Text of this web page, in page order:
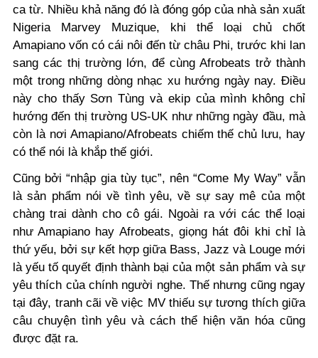
ca từ. Nhiều khả năng đó là đóng góp của nhà sản xuất
Nigeria Marvey Muzique, khi thể loại chủ chốt
Amapiano vốn có cái nôi đến từ châu Phi, trước khi lan
sang các thị trường lớn, để cùng Afrobeats trở thành
một trong những dòng nhạc xu hướng ngày nay. Điều
này cho thấy Sơn Tùng và ekip của mình không chỉ
hướng đến thị trường US-UK như những ngày đầu, mà
còn là nơi Amapiano/Afrobeats chiếm thế chủ lưu, hay
có thể nói là khắp thế giới.
Cũng bởi “nhập gia tùy tục”, nên “Come My Way” vẫn
là sản phẩm nói về tình yêu, về sự say mê của một
chàng trai dành cho cô gái. Ngoài ra với các thể loại
như Amapiano hay Afrobeats, giọng hát đôi khi chỉ là
thứ yếu, bởi sự kết hợp giữa Bass, Jazz và Louge mới
là yếu tố quyết định thành bại của một sản phẩm và sự
yêu thích của chính người nghe. Thế nhưng cũng ngay
tại đây, tranh cãi về việc MV thiếu sự tương thích giữa
câu chuyện tình yêu và cách thể hiện văn hóa cũng
được đặt ra.